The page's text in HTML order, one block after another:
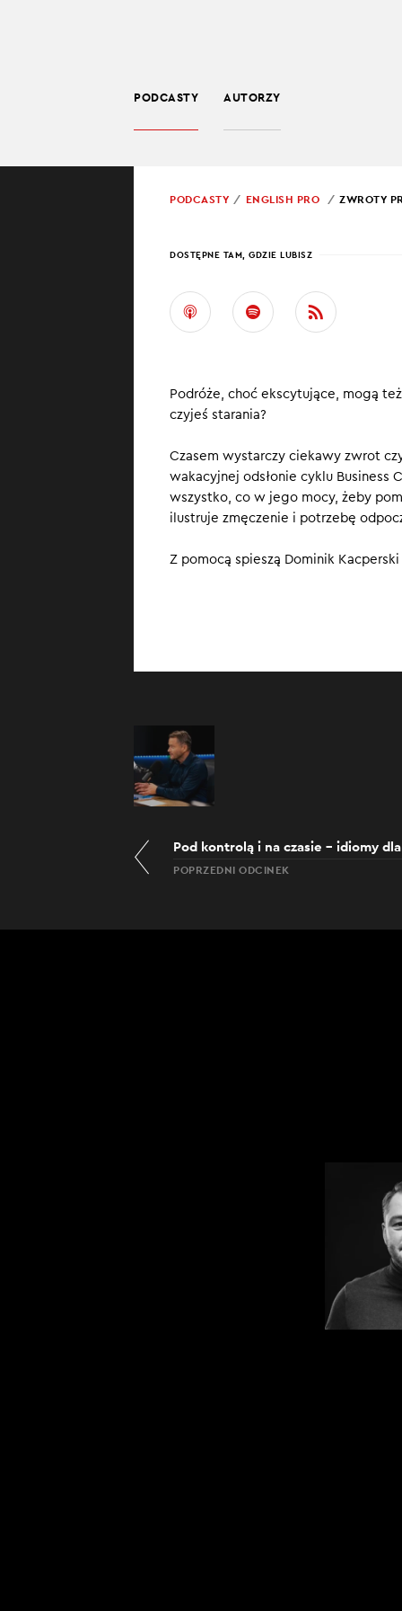
PODCASTY AUTORZY
PROWADZĄCY:
także
PODCASTY
ENGLISH PRO ZWROTY
DOSTĘPNE TAM, GDZIE LUBISZ
Podróże, choć ekscytujące, mogą
czyjeś starania?
Czasem wystarczy ciekawy zwrot
wakacyjnej odsłonie cyklu Business
wszystko, co w jego mocy, żeby
ilustruje zmęczenie i potrzebę
Z pomocą spieszą Dominik Kacperski
Pod kontrolą i na czasie – idiomy
POPRZEDNI ODCINEK